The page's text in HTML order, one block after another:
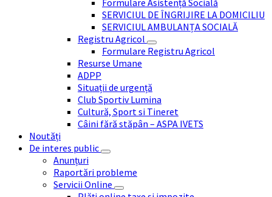
Formulare Asistență Socială
SERVICIUL DE ÎNGRIJIRE LA DOMICILIU
SERVICIUL AMBULANȚA SOCIALĂ
Registru Agricol
Formulare Registru Agricol
Resurse Umane
ADPP
Situații de urgență
Club Sportiv Lumina
Cultură, Sport si Tineret
Câini fără stăpân – ASPA IVETS
Noutăți
De interes public
Anunțuri
Raportări probleme
Servicii Online